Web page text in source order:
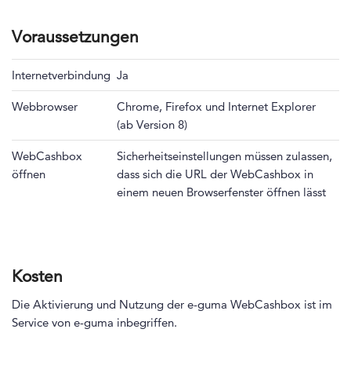
Voraussetzungen
Internetverbindung Ja
Webbrowser
Chrome, Firefox und Internet Explorer
(ab Version 8)
WebCashbox
öffnen
Sicherheitseinstellungen müssen zulassen,
dass sich die URL der WebCashbox in
einem neuen Browserfenster öffnen lässt
Kosten
Die Aktivierung und Nutzung der e-guma WebCashbox ist im
Service von e-guma inbegriffen.